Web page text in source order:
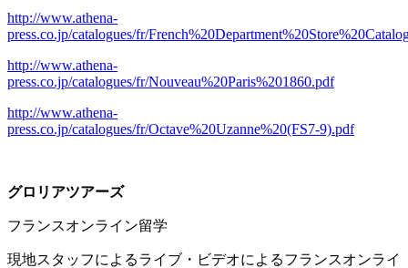
http://www.athena-
press.co.jp/catalogues/fr/
http://www.athena-
press.co.jp/catalogues/fr/Nouveau%20Paris%201860.pdf
http://www.athena-
press.co.jp/catalogues/fr/Octave%20Uzanne%20(FS7-9).pdf
グロリアツアーズ
フランスオンライン留学
現地スタッフによるライブ・ビデオによるフランスオンライ